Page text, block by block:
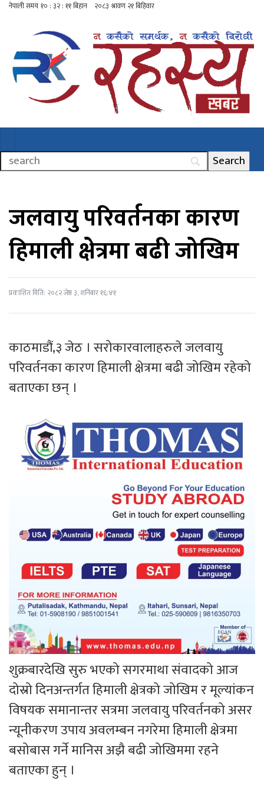
जलवायु परिवर्तनका कारण
हिमाली क्षेत्रमा बढी जोखिम
प्रकाशित मिति: २०८२ जेष्ठ ३, शनिबार १६:४१
काठमाडौं,३ जेठ । सरोकारवालाहरुले जलवायु
परिवर्तनका कारण हिमाली क्षेत्रमा बढी जोखिम रहेको
बताएका छन् ।
शुक्रबारदेखि सुरु भएको सगरमाथा संवादको आज
दोस्रो दिनअन्तर्गत हिमाली क्षेत्रको जोखिम र मूल्यांकन
विषयक समानान्तर सत्रमा जलवायु परिवर्तनको असर
न्यूनीकरण उपाय अवलम्बन नगरेमा हिमाली क्षेत्रमा
बसोबास गर्ने मानिस अझै बढी जोखिममा रहने
बताएका हुन् ।